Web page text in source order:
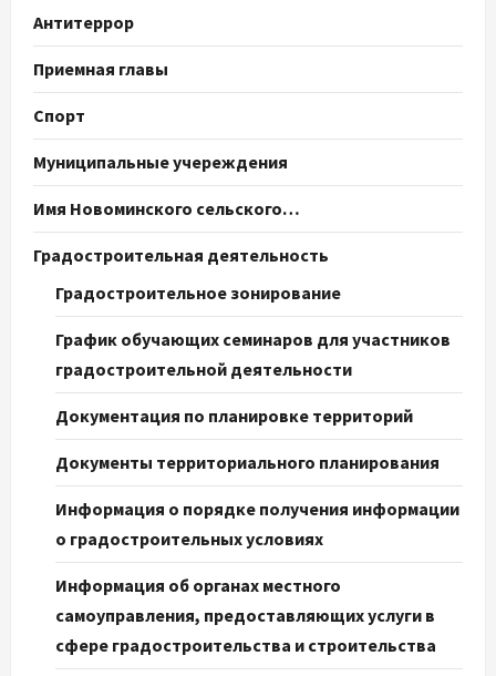
Антитеррор
Приемная главы
Спорт
Муниципальные учереждения
Имя Новоминского сельского…
Градостроительная деятельность
Градостроительное зонирование
График обучающих семинаров для участников
градостроительной деятельности
Документация по планировке территорий
Документы территориального планирования
Информация о порядке получения информации
о градостроительных условиях
Информация об органах местного
самоуправления, предоставляющих услуги в
сфере градостроительства и строительства